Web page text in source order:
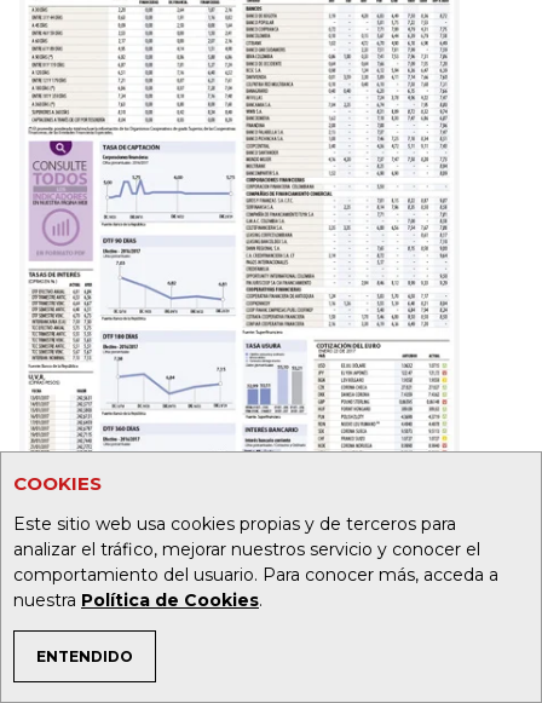
COOKIES
Este sitio web usa cookies propias y de terceros para
analizar el tráfico, mejorar nuestros servicio y conocer el
comportamiento del usuario. Para conocer más, acceda a
nuestra Política de Cookies.
ENTENDIDO
TEMAS DE INTERÉS
19 32